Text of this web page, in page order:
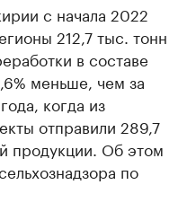
с начала 2022
212,7 тыс. тонн
в составе
меньше, чем за
когда из
отправили 289,7
продукции. Об этом
по